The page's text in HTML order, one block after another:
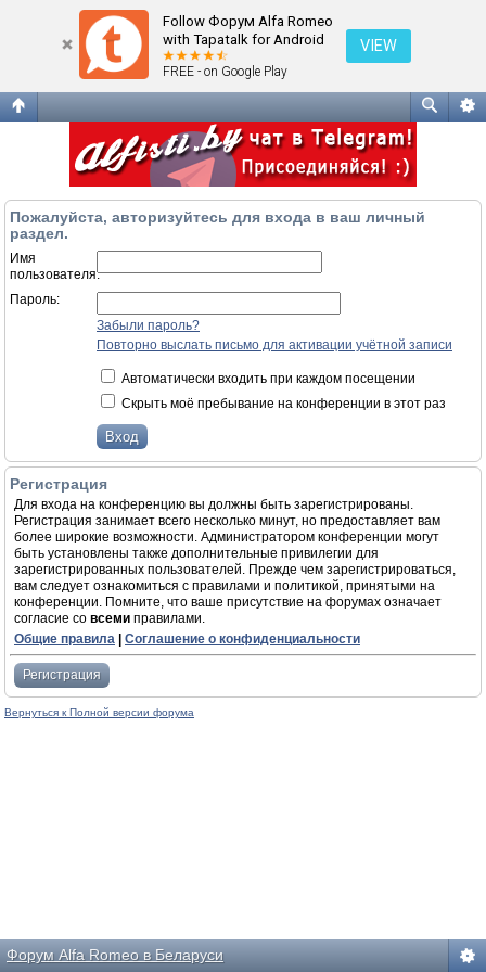
Follow Форум Alfa Romeo
with Tapatalk for Android
FREE - on Google Play
VIEW
Пожалуйста, авторизуйтесь для входа в ваш личный
раздел.
Имя
пользователя:
Пароль:
Забыли пароль?
Повторно выслать письмо для активации учётной записи
Автоматически входить при каждом посещении
Скрыть моё пребывание на конференции в этот раз
Регистрация
Для входа на конференцию вы должны быть зарегистрированы.
Регистрация занимает всего несколько минут, но предоставляет вам
более широкие возможности. Администратором конференции могут
быть установлены также дополнительные привилегии для
зарегистрированных пользователей. Прежде чем зарегистрироваться,
вам следует ознакомиться с правилами и политикой, принятыми на
конференции. Помните, что ваше присутствие на форумах означает
согласие со всеми правилами.
Общие правила
Соглашение о конфиденциальности
Регистрация
Вернуться к Полной версии форума
Форум Alfa Romeo в Беларуси